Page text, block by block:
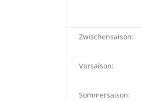
Zwischensaison:
Vorsaison:
Sommersaison: